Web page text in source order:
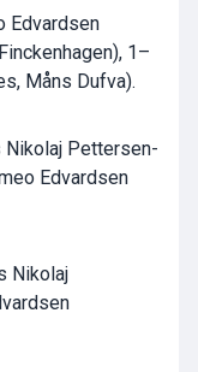
Edvardsen
1–
Måns Dufva).
Nikolaj Pettersen-
Edvardsen
Nikolaj